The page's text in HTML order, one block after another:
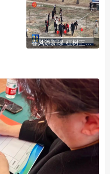
春风添新绿 植树正当时